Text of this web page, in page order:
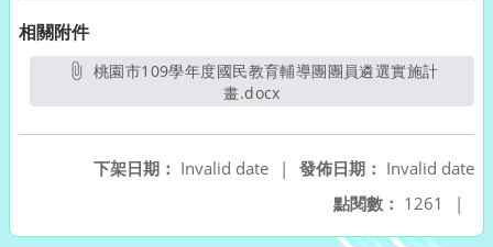
相關附件
桃園市109學年度國民教育輔導團團員遴選實施計
畫.docx
發佈日期： Invalid date
下架日期： Invalid date
|
點閱數： 1261 |